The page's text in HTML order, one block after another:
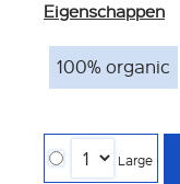
Eigenschappen
100% organic
Large